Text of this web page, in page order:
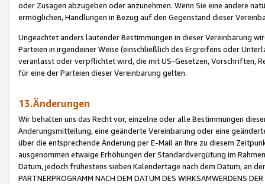
oder Zusagen abzugeben oder anzunehmen. Wenn Sie eine andere
ermöglichen, Handlungen in Bezug auf den Gegenstand dieser
Ungeachtet anders lautender Bestimmungen in dieser Vereinbarung
Parteien in irgendeiner Weise (einschließlich des Ergreifens oder
veranlasst oder verpflichtet wird, die mit US-Gesetzen, Vorschriften,
für eine der Parteien dieser Vereinbarung gelten.
13.Änderungen
Wir behalten uns das Recht vor, einzelne oder alle Bestimmungen
Änderungsmitteilung, eine geänderte Vereinbarung oder eine
über die entsprechende Änderung per E-Mail an Ihre zu diesem
ausgenommen etwaige Erhöhungen der Standardvergütung im
Datum, jedoch frühestens sieben Kalendertage nach dem Datum, an
PARTNERPROGRAMM NACH DEM DATUM DES WIRKSAMWERDENS